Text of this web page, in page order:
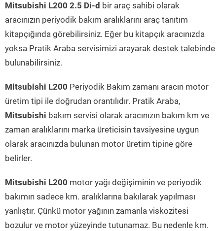
Mitsubishi L200 2.5 Di-d bir araç sahibi olarak
aracınızın periyodik bakım aralıklarını araç tanıtım
kitapçığında görebilirsiniz. Eğer bu kitapçık aracınızda
yoksa Pratik Araba servisimizi arayarak destek talebinde
bulunabilirsiniz.
Mitsubishi L200 Periyodik Bakım zamanı aracın motor
üretim tipi ile doğrudan orantılıdır. Pratik Araba,
Mitsubishi bakım servisi olarak aracınızın bakım km ve
zaman aralıklarını marka üreticisin tavsiyesine uygun
olarak aracınızda bulunan motor üretim tipine göre
belirler.
Mitsubishi L200 motor yağı değişiminin ve periyodik
bakımın sadece km. aralıklarına bakılarak yapılması
yanlıştır. Çünkü motor yağının zamanla viskozitesi
bozulur ve motor yüzeyinde tutunamaz. Bu nedenle km.